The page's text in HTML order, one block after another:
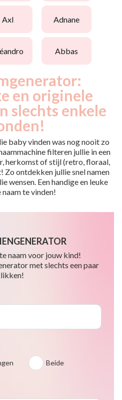
axl adnane
abbas
en originele
slechts enkele
baby vinden was nog nooit zo
filteren jullie in een
herkomst of stijl (retro, floraal,
ontdekken jullie snel namen
wensen. Een handige en leuke
te vinden!
naam voor jouw kind!
met slechts een paar
Beide